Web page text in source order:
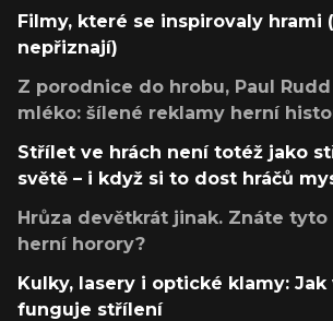
Filmy, které se inspirovaly hrami
nepřiznají)
Z porodnice do hrobu, Paul
mléko: šílené reklamy herní
Střílet ve hrách není totéž jako
světě – i když si to dost hráčů
Hrůza devětkrát jinak. Znáte
herní horory?
Kulky, lasery i optické klamy: Jak
funguje střílení